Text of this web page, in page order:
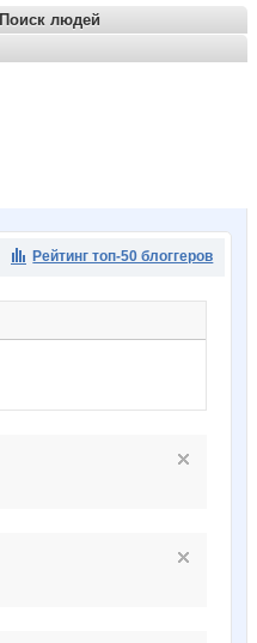
Поиск людей
Рейтинг топ-50 блоггеров